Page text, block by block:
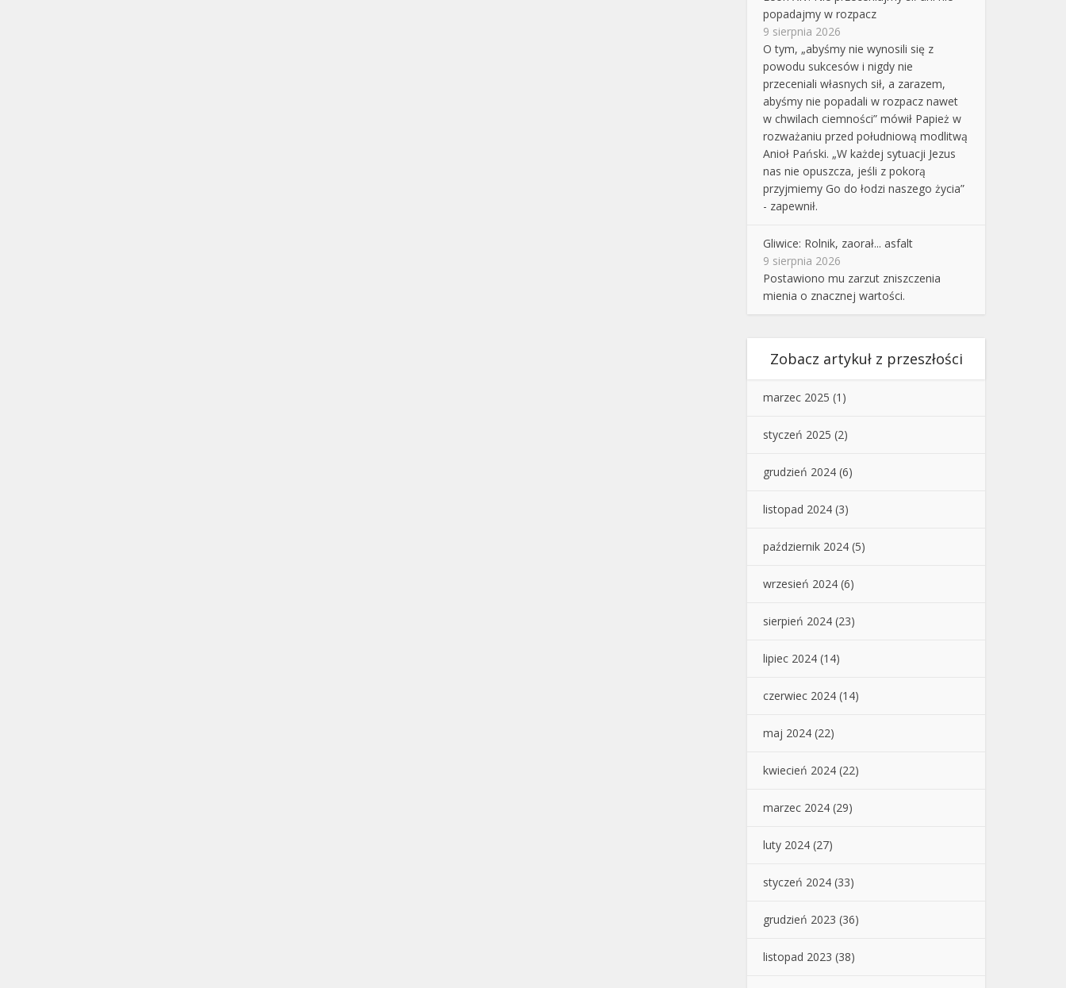
popadajmy w rozpacz
9 sierpnia 2026
O tym, „abyśmy nie wynosili się z
powodu sukcesów i nigdy nie
przeceniali własnych sił, a zarazem,
abyśmy nie popadali w rozpacz nawet
w chwilach ciemności” mówił Papież w
rozważaniu przed południową modlitwą
Anioł Pański. „W każdej sytuacji Jezus
nas nie opuszcza, jeśli z pokorą
przyjmiemy Go do łodzi naszego życia”
- zapewnił.
Gliwice: Rolnik, zaorał... asfalt
9 sierpnia 2026
Postawiono mu zarzut zniszczenia
mienia o znacznej wartości.
Zobacz artykuł z przeszłości
marzec 2025 (1)
styczeń 2025 (2)
grudzień 2024 (6)
listopad 2024 (3)
październik 2024 (5)
wrzesień 2024 (6)
sierpień 2024 (23)
lipiec 2024 (14)
czerwiec 2024 (14)
maj 2024 (22)
kwiecień 2024 (22)
marzec 2024 (29)
luty 2024 (27)
styczeń 2024 (33)
grudzień 2023 (36)
listopad 2023 (38)